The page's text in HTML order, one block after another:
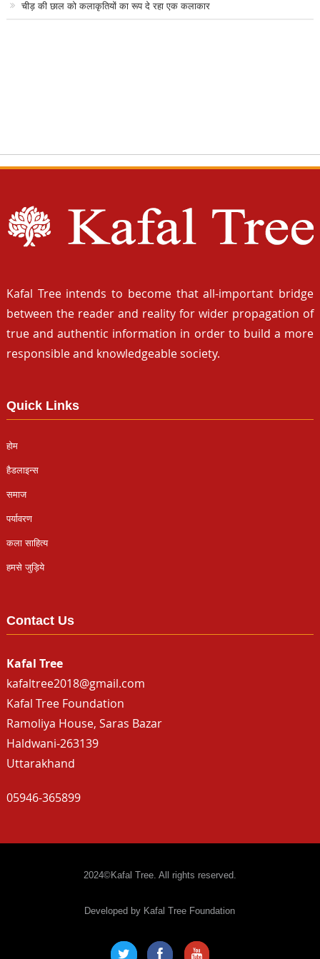
चीड़ की छाल को कलाकृतियों का रूप दे रहा एक कलाकार
Kafal Tree intends to become that all-important bridge
between the reader and reality for wider propagation of
true and authentic information in order to build a more
responsible and knowledgeable society.
Quick Links
होम
हैडलाइन्स
समाज
पर्यावरण
कला साहित्य
हमसे जुड़िये
Contact Us
Kafal Tree
kafaltree2018@gmail.com
Kafal Tree Foundation
Ramoliya House, Saras Bazar
Haldwani-263139
Uttarakhand
05946-365899
2024©Kafal Tree. All rights reserved.
Developed by Kafal Tree Foundation